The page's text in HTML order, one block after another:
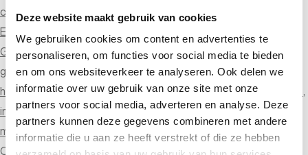
Deze website maakt gebruik van cookies
We gebruiken cookies om content en advertenties te
personaliseren, om functies voor social media te bieden
en om ons websiteverkeer te analyseren. Ook delen we
informatie over uw gebruik van onze site met onze
partners voor social media, adverteren en analyse. Deze
partners kunnen deze gegevens combineren met andere
informatie die u aan ze heeft verstrekt of die ze hebben
coworking
Creatie Cross-Channel Marketing
ESG-design
ESG-doelstellingen
futureproof kantoor
Generatiefkloof generaties op het werk
gezonde werkomgeving Guest Post hospitality
hospitality management Implementatie implementatie
innovation Kantoorinrichting kennisdeling management
marketingtool
meetingcenter Mobius 2 o-forty
office design
Office design trends open dialoog rendement safety